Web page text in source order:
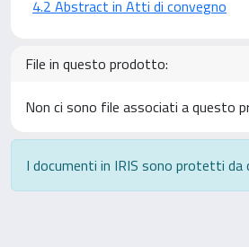
4.2 Abstract in Atti di convegno
File in questo prodotto:
Non ci sono file associati a questo
I documenti in IRIS sono protetti